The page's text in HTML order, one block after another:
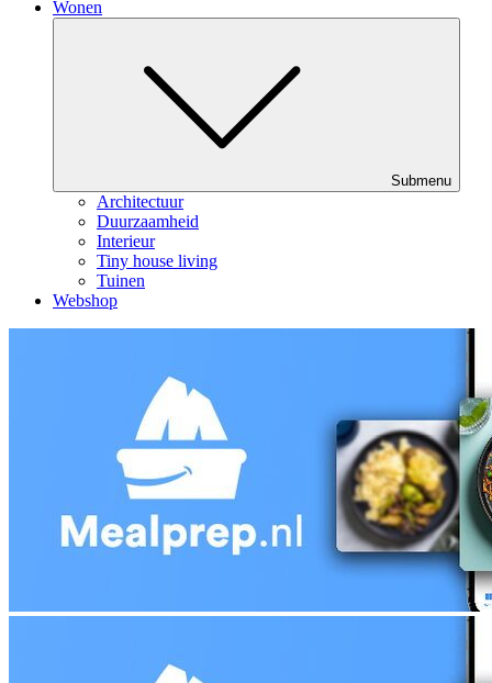
Wonen
Submenu
Architectuur
Duurzaamheid
Interieur
Tiny house living
Tuinen
Webshop